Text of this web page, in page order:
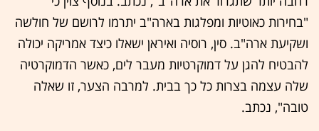
"בחירות כאוטיות ומפלגות בארה"ב יתרמו לרושם של חולשה
ושקיעת ארה"ב. סין, רוסיה ואיראן ישאלו כיצד אמריקה יכולה
להבטיח להגן על דמוקרטיות מעבר לים, כאשר הדמוקרטיה
שלה עצמה בצרות כל כך בבית. למרבה הצער, זו שאלה
טובה", נכתב.